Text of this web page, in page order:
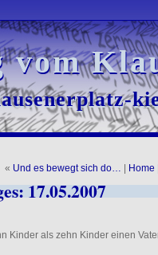
vom
vom
« Und es bewegt sich do… Home
17.05.2007
Kinder als zehn Kinder einen